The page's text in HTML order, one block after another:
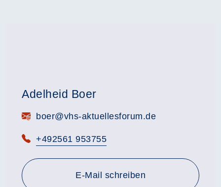
Adelheid Boer
E-Mail:boer@vhs-aktuellesforum.de
Telefon:
+492561 953755
E-Mail schreiben